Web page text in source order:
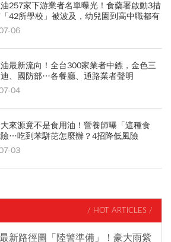
257家下游業者名單曝光！食藥署啟動3措
42所學校」被波及，幼兒園到高中職都有
06
最新流向！全台300家業者中鏢，金色三
、國防部…各餐廳、通路業者聲明
04
來源竟不是食用油！營養師曝「這種食
…吃到苯駢芘怎麼辦？4招降低風險
03
/ HOT ARTICLES /
新路徑圖「陸警準備」！豪大雨紫